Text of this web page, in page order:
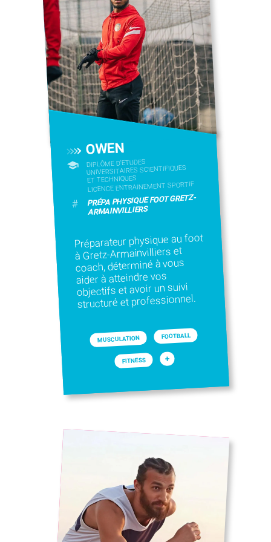
OWEN
DIPLÔME D'ETUDES
UNIVERSITAIRES SCIENTIFIQUES
ET TECHNIQUES
LICENCE ENTRAINEMENT SPORTIF
# PRÉPA PHYSIQUE FOOT GRETZ-
ARMAINVILLIERS
Préparateur physique au foot
à Gretz-Armainvilliers et
coach, déterminé à vous
aider à atteindre vos
objectifs et avoir un suivi
structuré et professionnel.
MUSCULATION FOOTBALL
FITNESS +